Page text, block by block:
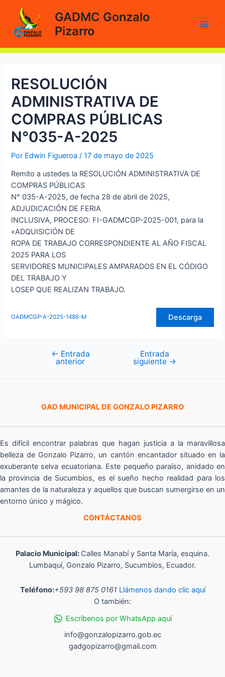
contenido
GADMC Gonzalo
Pizarro
RESOLUCIÓN
ADMINISTRATIVA DE
COMPRAS PÚBLICAS
N°035-A-2025
Por Edwin Figueroa/17 de mayo de 2025
Remito a ustedes la RESOLUCIÓN ADMINISTRATIVA DE
COMPRAS PÚBLICAS
N° 035-A-2025, de fecha 28 de abril de 2025,
ADJUDICACIÓN DE FERIA
INCLUSIVA, PROCESO: FI-GADMCGP-2025-001, para la
«ADQUISICIÓN DE
ROPA DE TRABAJO CORRESPONDIENTE AL AÑO FISCAL
2025 PARA LOS
SERVIDORES MUNICIPALES AMPARADOS EN EL CÓDIGO
DEL TRABAJO Y
LOSEP QUE REALIZAN TRABAJO.
GADMCGP-A-2025-1486-M Descarga
Navegación
← Entrada
anterior
Entrada
siguiente →
GAD MUNICIPAL DE GONZALO PIZARRO
Es difícil encontrar palabras que hagan justicia a la maravillosa
belleza de Gonzalo Pizarro, un cantón encantador situado en la
exuberante selva ecuatoriana. Este pequeño paraíso, anidado en
la provincia de Sucumbíos, es el sueño hecho realidad para los
amantes de la naturaleza y aquellos que buscan sumergirse en un
entorno único y mágico.
CONTÁCTANOS
Palacio Municipal: Calles Manabí y Santa María, esquina.
Lumbaquí, Gonzalo Pizarro, Sucumbios, Ecuador.
Teléfono:+593 98 875 0161 Llámenos dando clic aquí
O también:
Escríbenos por WhatsApp aquí
info@gonzalopizarro.gob.ec
gadgopizarro@gmail.com